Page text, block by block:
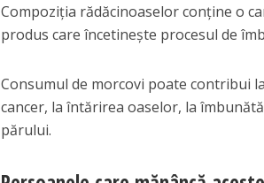
Compoziția rădăcinoaselor conține o
produs care încetinește procesul de
Consumul de morcovi poate contribui
cancer, la întărirea oaselor, la
părului.